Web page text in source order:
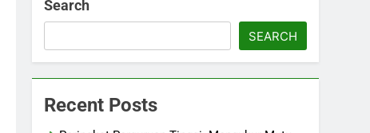
Search
SEARCH
Recent Posts